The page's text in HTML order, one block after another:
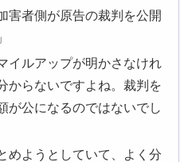
害者側が原告の裁判を公開
イルアップが明かさなけれ
からないですよね。裁判を
が公になるのではないでし
めようとしていて、よく分